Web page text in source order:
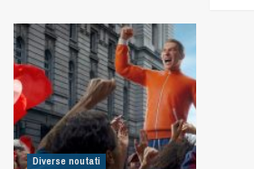
Diverse noutati